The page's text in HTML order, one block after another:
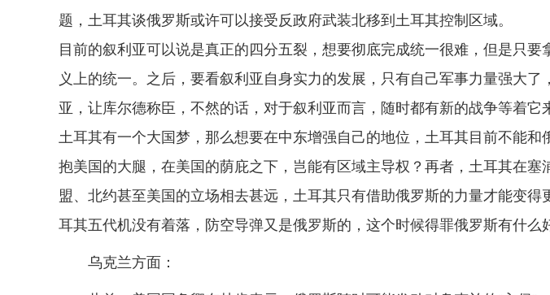
题，土耳其谈俄罗斯或许可以接受反政府武装北移到土耳其控制区域。
目前的叙利亚可以说是真正的四分五裂，想要彻底完成统一很难，但是只要
义上的统一。之后，要看叙利亚自身实力的发展，只有自己军事力量强大了
亚，让库尔德称臣，不然的话，对于叙利亚而言，随时都有新的战争等着它
土耳其有一个大国梦，那么想要在中东增强自己的地位，土耳其目前不能和
抱美国的大腿，在美国的荫庇之下，岂能有区域主导权？再者，土耳其在塞
盟、北约甚至美国的立场相去甚远，土耳其只有借助俄罗斯的力量才能变得
耳其五代机没有着落，防空导弹又是俄罗斯的，这个时候得罪俄罗斯有什么
乌克兰方面：